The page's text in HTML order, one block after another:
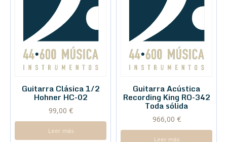
Guitarra Clásica 1/2
Hohner HC-02
99,00 €
Leer más
Guitarra Acústica
Recording King RO-342
Toda sólida
966,00 €
Leer más